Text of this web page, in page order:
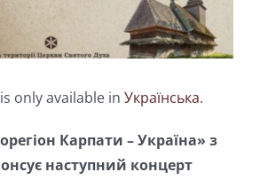
only available in Українська.
Карпати – Україна» з
наступний концерт